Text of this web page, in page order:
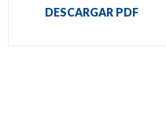
DESCARGAR PDF